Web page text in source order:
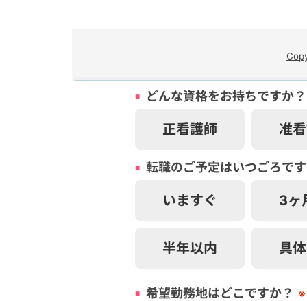
どんな資格をお持ちですか？
正看護師 准
転職のご予定はいつごろで
いますぐ 3ヶ
半年以内 具
希望勤務地はどこですか？ ※